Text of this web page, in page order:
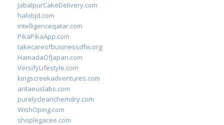
JabalpurCakeDelivery.com
halobjd.com
intelligenceqatar.com
PikaPikaApp.com
takecareofbusinessdfw.org
HamadaOfJapan.com
VersifyLifestyle.com
kingscreekadventures.com
antaeuslabs.com
purelycleanchemdry.com
WishOping.com
shoplegacee.com